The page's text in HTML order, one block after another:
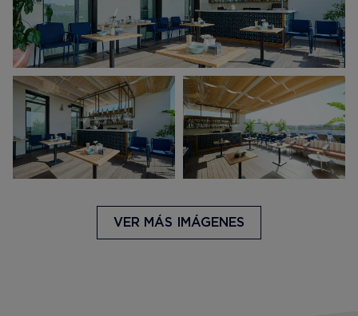
VER MÁS IMÁGENES